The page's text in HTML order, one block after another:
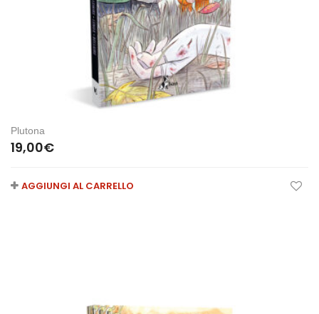
Plutona
19,00€
AGGIUNGI AL CARRELLO